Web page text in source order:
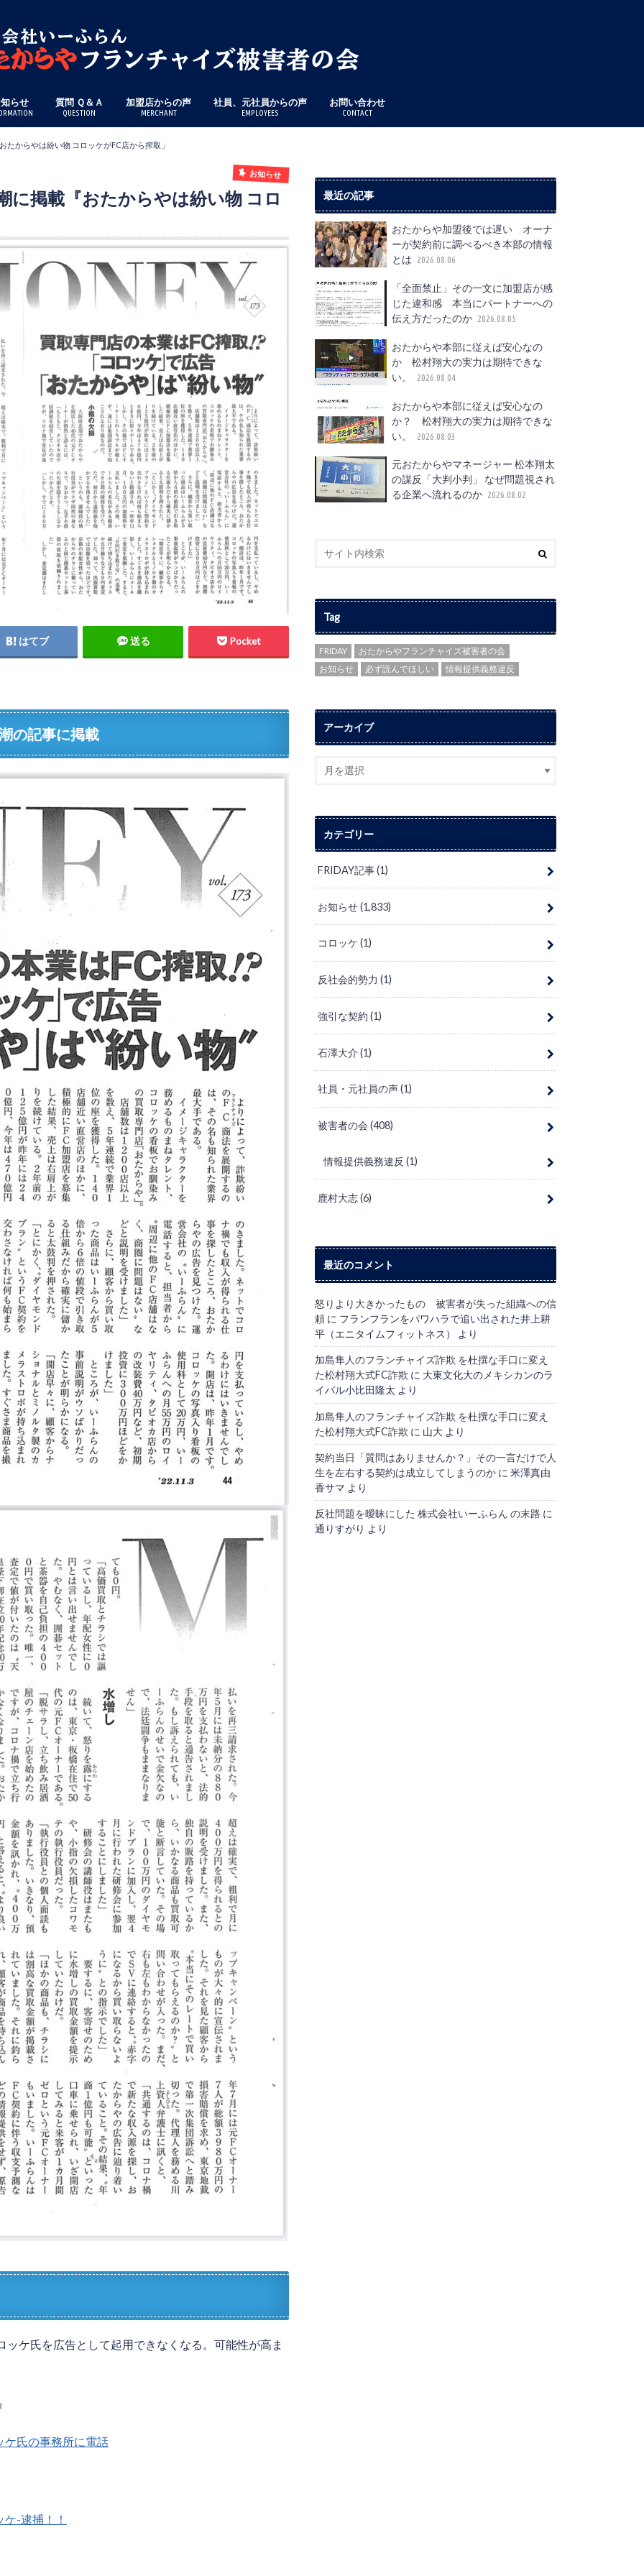
らせ 質問 Ｑ＆Ａ
QUESTION
加盟店からの声
MERCHANT
社員、元社員からの声
EMPLOYEES
お問い合わせ
CONTACT
たからやは紛い物 コロッケがFC店から搾取」
お知らせ
に掲載『おたからやは紛い物 コロ
はてブ 送る Pocket
の記事に掲載
ケ氏を広告として起用できなくなる。可能性が高ま
氏の事務所に電話
-逮捕！！
最近の記事
おたからや加盟後では遅い オーナ
ーが契約前に調べるべき本部の情報
とは
2026.08.06
「全面禁止」その一文に加盟店が感
じた違和感 本当にパートナーへの
伝え方だったのか 2026.08.05
おたからや本部に従えば安心なの
か 松村翔大の実力は期待できな
い。
2026.08.04
おたからや本部に従えば安心なの
か？ 松村翔大の実力は期待できな
い。
2026.08.03
元おたからやマネージャー 松本翔太
の謀反「大判小判」 なぜ問題視され
る企業へ流れるのか 2026.08.02
Tag
FRIDAY
おたからやフランチャイズ被害者の会
お知らせ
必ず読んでほしい 情報提供義務違反
アーカイブ
カテゴリー
FRIDAY記事(1)
お知らせ(1,833)
コロッケ(1)
反社会的勢力(1)
強引な契約(1)
石澤大介(1)
社員・元社員の声(1)
被害者の会(408)
情報提供義務違反 (1)
鹿村大志(6)
最近のコメント
怒りより大きかったもの 被害者が失った組織への信
頼 に フランフランをパワハラで追い出された井上耕
平（エニタイムフィットネス）
より
加島隼人のフランチャイズ詐欺 を杜撰な手口に変え
た松村翔大式FC詐欺 に 大東文化大のメキシカンのラ
イバル小比田隆太 より
加島隼人のフランチャイズ詐欺 を杜撰な手口に変え
た松村翔大式FC詐欺 に 山大 より
契約当日「質問はありませんか？」その一言だけで人
生を左右する契約は成立してしまうのか に 米澤真由
香サマ より
反社問題を曖昧にした 株式会社いーふらん の末路 に
通りすがり より